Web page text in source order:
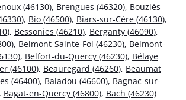
(46130), Brengues (46320), Bouziès
, Bio (46500), Biars-sur-Cère (46130),
, Bessonies (46210), Berganty (46090),
, Belmont-Sainte-Foi (46230), Belmont-
, Belfort-du-Quercy (46230), Bélaye
(46100), Beauregard (46260), Beaumat
(46400), Baladou (46600), Bagnac-sur-
Bagat-en-Quercy (46800), Bach (46230)